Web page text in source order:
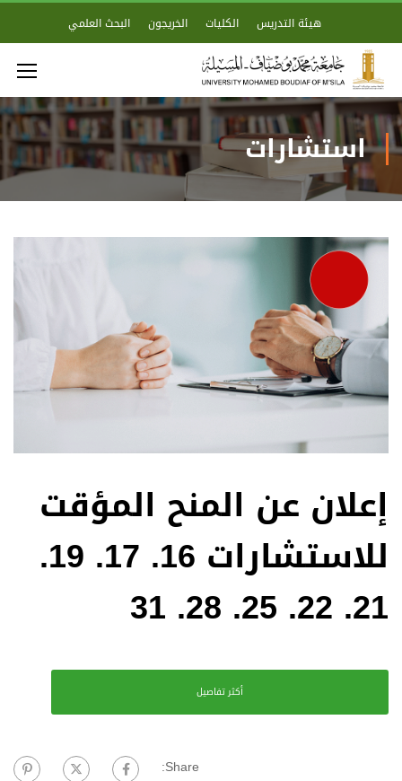
هيئة التدريس الكليات الخريجون البحث العلمي
استشارات
إعلان عن المنح المؤقت
للاستشارات 16. 17. 19.
21. 22. 25. 28. 31
أكثر تفاصيل
Share: